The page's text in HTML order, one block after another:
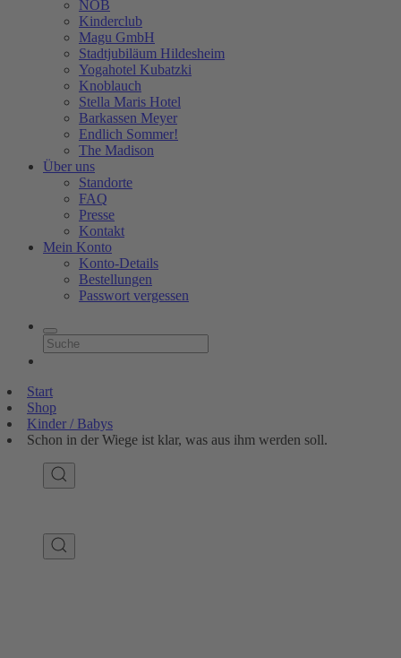
NOB
Kinderclub
Magu GmbH
Stadtjubiläum Hildesheim
Yogahotel Kubatzki
Knoblauch
Stella Maris Hotel
Barkassen Meyer
Endlich Sommer!
The Madison
Über uns
Standorte
FAQ
Presse
Kontakt
Mein Konto
Konto-Details
Bestellungen
Passwort vergessen
Start
Shop
Kinder / Babys
Schon in der Wiege ist klar, was aus ihm werden soll.